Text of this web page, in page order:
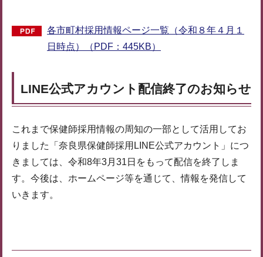
各市町村採用情報ページ一覧（令和８年４月１
日時点）（PDF：445KB）
LINE公式アカウント配信終了のお知らせ
これまで保健師採用情報の周知の一部として活用してお
りました「奈良県保健師採用LINE公式アカウント」につ
きましては、令和8年3月31日をもって配信を終了しま
す。今後は、ホームページ等を通じて、情報を発信して
いきます。